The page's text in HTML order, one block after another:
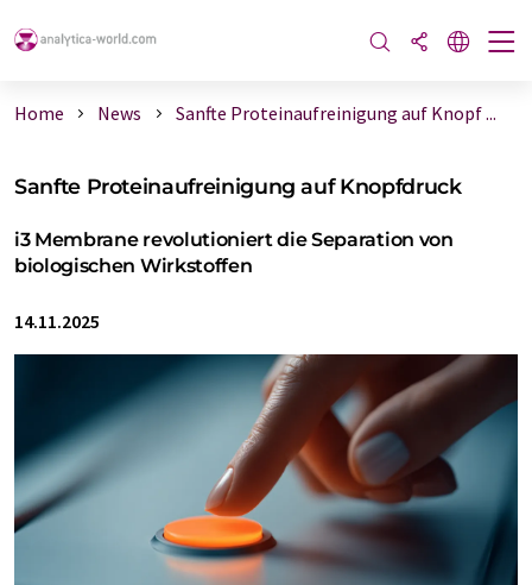
Home News Sanfte Proteinaufreinigung auf Knopf ...
Sanfte Proteinaufreinigung auf Knopfdruck
i3 Membrane revolutioniert die Separation von
biologischen Wirkstoffen
14.11.2025